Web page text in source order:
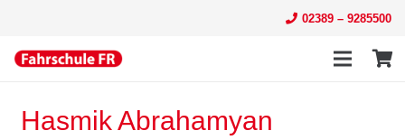
02389 – 9285500
Hasmik Abrahamyan